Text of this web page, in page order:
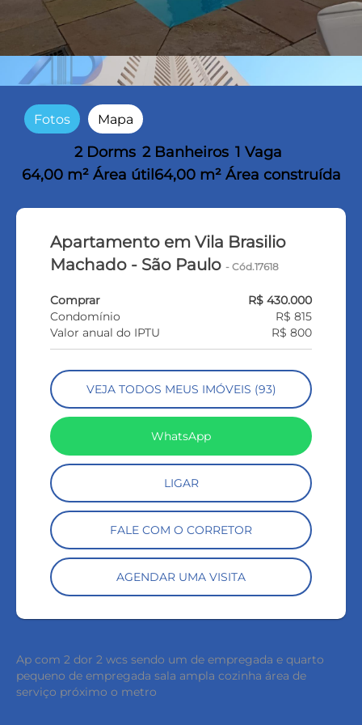
Fotos Mapa
2 Dorms 2 Banheiros 1 Vaga
64,00 m² Área útil 64,00 m² Área construída
Apartamento em Vila Brasilio
Machado - São Paulo - Cód.17618
Comprar
R$ 430.000
Condomínio
R$ 815
Valor anual do IPTU
R$ 800
VEJA TODOS MEUS IMÓVEIS (93)
WhatsApp
LIGAR
FALE COM O CORRETOR
AGENDAR UMA VISITA
Ap com 2 dor 2 wcs sendo um de empregada e quarto
pequeno de empregada sala ampla cozinha área de
serviço próximo o metro